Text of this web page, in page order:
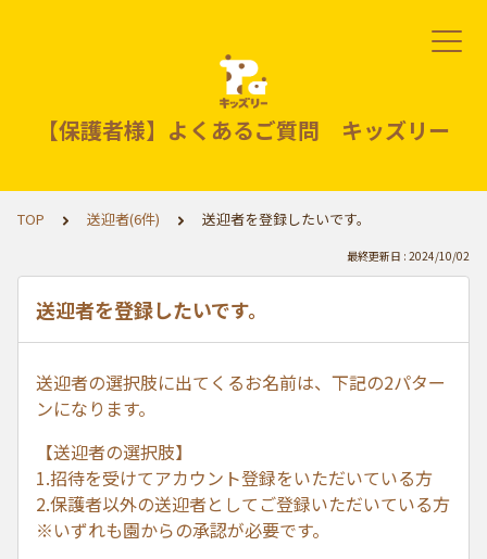
【保護者様】よくあるご質問 キッズリー
TOP 送迎者(6件) 送迎者を登録したいです。
最終更新日 : 2024/10/02
送迎者を登録したいです。
送迎者の選択肢に出てくるお名前は、下記の2パター
ンになります。
【送迎者の選択肢】
1.招待を受けてアカウント登録をいただいている方
2.保護者以外の送迎者としてご登録いただいている方
※いずれも園からの承認が必要です。